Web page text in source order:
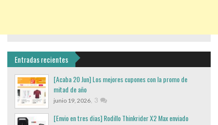
Entradas recientes
[Acaba 20 Jun] Los mejores cupones con la promo de
mitad de año
junio 19, 2026, 3
[Envio en tres dias] Rodillo Thinkrider X2 Max enviado